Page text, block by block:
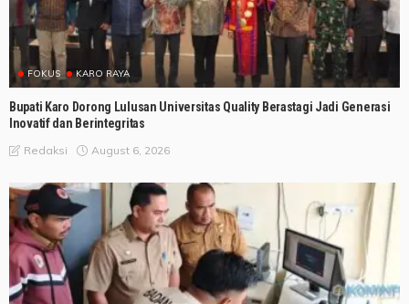
FOKUS KARO RAYA
Bupati Karo Dorong Lulusan Universitas Quality Berastagi Jadi Generasi
Inovatif dan Berintegritas
Redaksi August 6, 2026